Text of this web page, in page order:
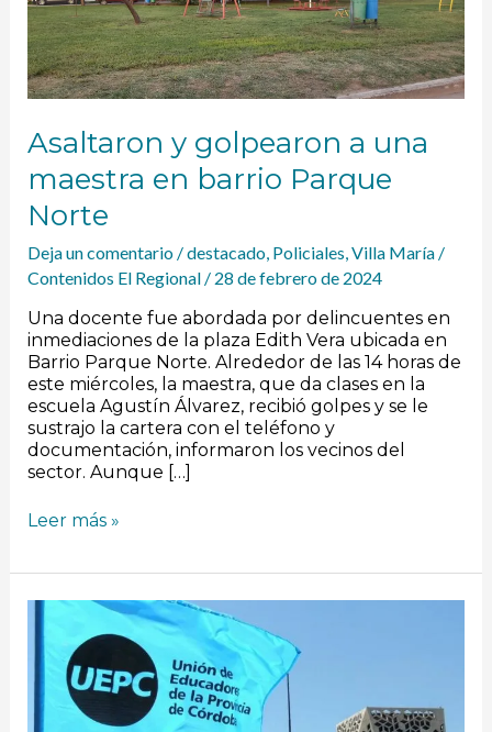
Asaltaron y golpearon a una
maestra en barrio Parque
Norte
Deja un comentario /destacado, Policiales Villa María/
Contenidos El Regional / 28 de febrero de 2024
Una docente fue abordada por delincuentes en
inmediaciones de la plaza Edith Vera ubicada en
Barrio Parque Norte. Alrededor de las 14 horas de
este miércoles, la maestra, que da clases en la
escuela Agustín Álvarez, recibió golpes y se le
sustrajo la cartera con el teléfono y
documentación, informaron los vecinos del
sector. Aunque […]
barrio
Parque
Norte
Leer más »
UEPC
rechazó
propuesta
salarial